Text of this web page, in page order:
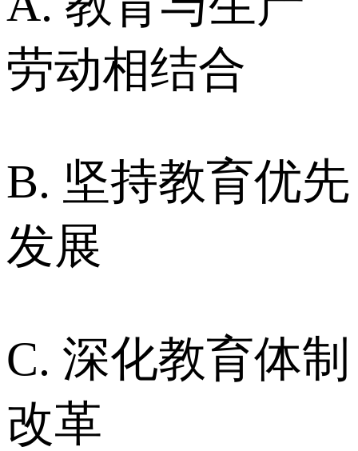
劳动相结合
B. 坚持教育优先
发展
C. 深化教育体制
改革